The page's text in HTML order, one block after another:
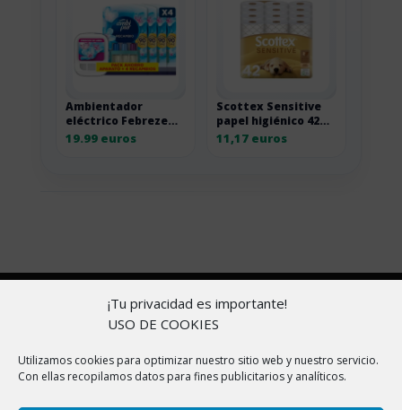
¡Tu privacidad es importante!
USO DE COOKIES
Utilizamos cookies para optimizar nuestro sitio web y nuestro servicio.
Con ellas recopilamos datos para fines publicitarios y analíticos.
Ambientador
eléctrico Febreze
3Volution con
19.99 euros
Scottex Sensitive
papel higiénico 42
rollos, 3 capas por
11,17 euros
Copyright © 2026 | Aviso Legal
Política de
Política de Privacidad
En ChollitosChollazos.com participamos en programas
de afiliación de AliExpress, Amazon y otras